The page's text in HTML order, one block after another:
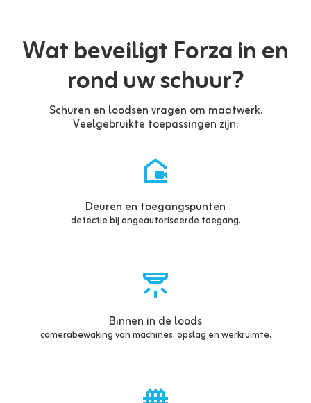
Wat beveiligt Forza in en
rond uw schuur?
Schuren en loodsen vragen om maatwerk.
Veelgebruikte toepassingen zijn:
Deuren en toegangspunten
detectie bij ongeautoriseerde toegang.
Binnen in de loods
camerabewaking van machines, opslag en werkruimte.